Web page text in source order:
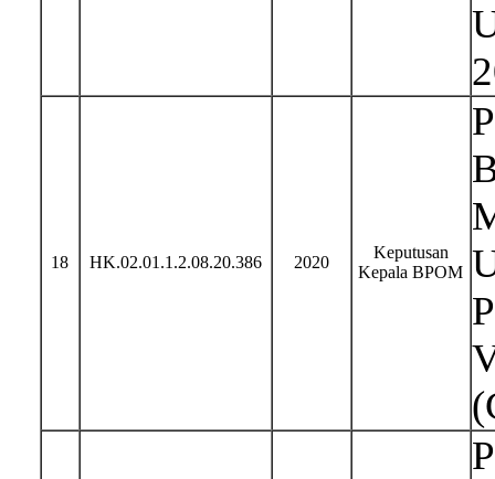
18 HK.02.01.1.2.08.20.386 2020
Keputusan
Kepala BPOM